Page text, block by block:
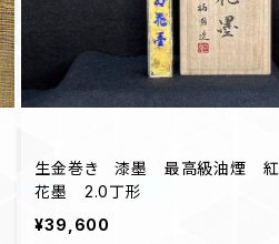
生金巻き 漆墨 最高級油煙 紅
花墨 2.0丁形
¥39,600